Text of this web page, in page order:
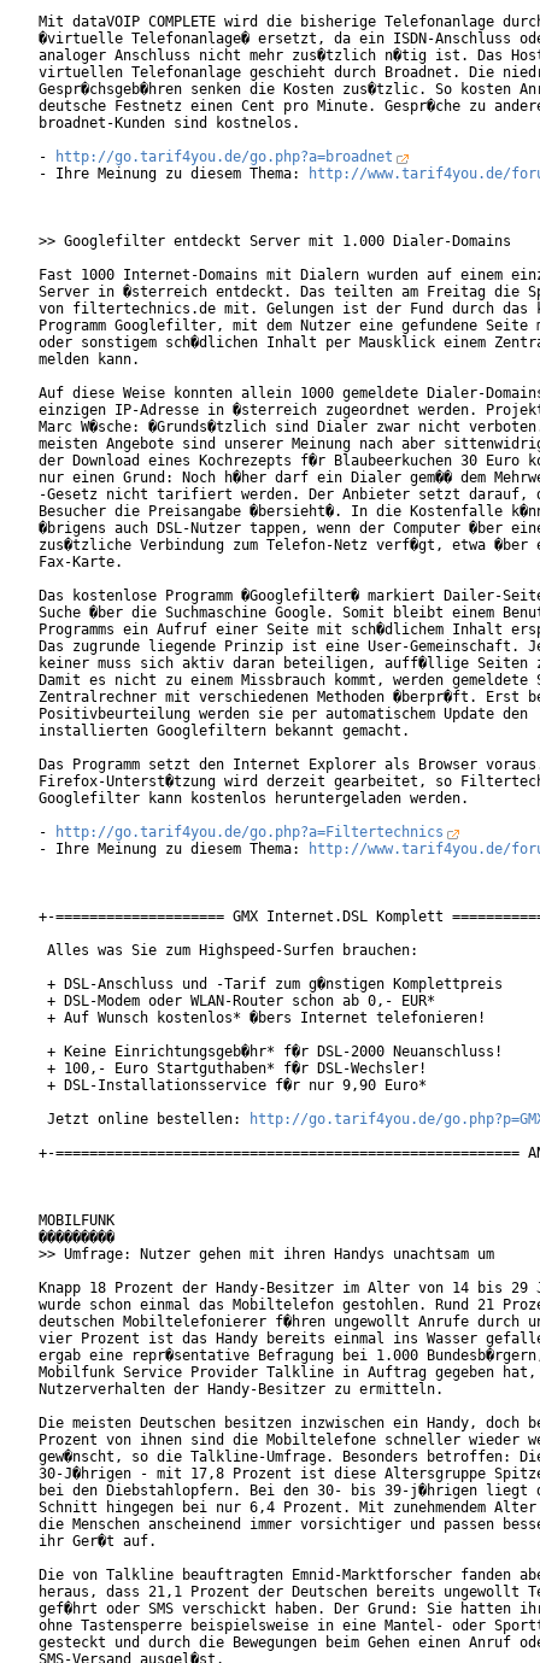
Mit dataVOIP COMPLETE wird die bisherige Telefonanlage
�virtuelle Telefonanlage� ersetzt, da ein ISDN-Anschluss
analoger Anschluss nicht mehr zus�tzlich n�tig ist. Das
virtuellen Telefonanlage geschieht durch Broadnet. Die
Gespr�chsgeb�hren senken die Kosten zus�tzlic. So kosten
deutsche Festnetz einen Cent pro Minute. Gespr�che zu
broadnet-Kunden sind kostnelos.
-
http://go.tarif4you.de/go.php?a=broadnet
- Ihre Meinung zu diesem Thema:
http://www.tarif4you.de/
>> Googlefilter entdeckt Server mit 1.000 Dialer-Domains
Fast 1000 Internet-Domains mit Dialern wurden auf einem
Server in �sterreich entdeckt. Das teilten am Freitag die
von filtertechnics.de mit. Gelungen ist der Fund durch das
Programm Googlefilter, mit dem Nutzer eine gefundene
oder sonstigem sch�dlichen Inhalt per Mausklick einem
melden kann.
Auf diese Weise konnten allein 1000 gemeldete Dialer-
einzigen IP-Adresse in �sterreich zugeordnet werden.
Marc W�sche: �Grunds�tzlich sind Dialer zwar nicht
meisten Angebote sind unserer Meinung nach aber
der Download eines Kochrezepts f�r Blaubeerkuchen 30 Euro
nur einen Grund: Noch h�her darf ein Dialer gem�� dem
-Gesetz nicht tarifiert werden. Der Anbieter setzt darauf,
Besucher die Preisangabe �bersieht�. In die Kostenfalle
�brigens auch DSL-Nutzer tappen, wenn der Computer �ber
zus�tzliche Verbindung zum Telefon-Netz verf�gt, etwa �ber
Fax-Karte.
Das kostenlose Programm �Googlefilter� markiert Dailer-
Suche �ber die Suchmaschine Google. Somit bleibt einem
Programms ein Aufruf einer Seite mit sch�dlichem Inhalt
Das zugrunde liegende Prinzip ist eine User-Gemeinschaft.
keiner muss sich aktiv daran beteiligen, auff�llige Seiten
Damit es nicht zu einem Missbrauch kommt, werden gemeldete
Zentralrechner mit verschiedenen Methoden �berpr�ft. Erst
Positivbeurteilung werden sie per automatischem Update den
installierten Googlefiltern bekannt gemacht.
Das Programm setzt den Internet Explorer als Browser
Firefox-Unterst�tzung wird derzeit gearbeitet, so
Googlefilter kann kostenlos heruntergeladen werden.
-
http://go.tarif4you.de/go.php?a=Filtertechnics
- Ihre Meinung zu diesem Thema:
http://www.tarif4you.de/
+-==================== GMX Internet.DSL Komplett
Alles was Sie zum Highspeed-Surfen brauchen:
+ DSL-Anschluss und -Tarif zum g�nstigen Komplettpreis
+ DSL-Modem oder WLAN-Router schon ab 0,- EUR*
+ Auf Wunsch kostenlos* �bers Internet telefonieren!
+ Keine Einrichtungsgeb�hr* f�r DSL-2000 Neuanschluss!
+ 100,- Euro Startguthaben* f�r DSL-Wechsler!
+ DSL-Installationsservice f�r nur 9,90 Euro*
Jetzt online bestellen:
http://go.tarif4you.de/
+-=======================================================
MOBILFUNK
���������
>> Umfrage: Nutzer gehen mit ihren Handys unachtsam um
Knapp 18 Prozent der Handy-Besitzer im Alter von 14 bis 29
wurde schon einmal das Mobiltelefon gestohlen. Rund 21
deutschen Mobiltelefonierer f�hren ungewollt Anrufe durch
vier Prozent ist das Handy bereits einmal ins Wasser
ergab eine repr�sentative Befragung bei 1.000
Mobilfunk Service Provider Talkline in Auftrag gegeben hat,
Nutzerverhalten der Handy-Besitzer zu ermitteln.
Die meisten Deutschen besitzen inzwischen ein Handy, doch
Prozent von ihnen sind die Mobiltelefone schneller wieder
gew�nscht, so die Talkline-Umfrage. Besonders betroffen:
30-J�hrigen - mit 17,8 Prozent ist diese Altersgruppe
bei den Diebstahlopfern. Bei den 30- bis 39-j�hrigen liegt
Schnitt hingegen bei nur 6,4 Prozent. Mit zunehmendem Alter
die Menschen anscheinend immer vorsichtiger und passen
ihr Ger�t auf.
Die von Talkline beauftragten Emnid-Marktforscher fanden
heraus, dass 21,1 Prozent der Deutschen bereits ungewollt
gef�hrt oder SMS verschickt haben. Der Grund: Sie hatten
ohne Tastensperre beispielsweise in eine Mantel- oder
gesteckt und durch die Bewegungen beim Gehen einen Anruf
SMS-Versand ausgel�st.